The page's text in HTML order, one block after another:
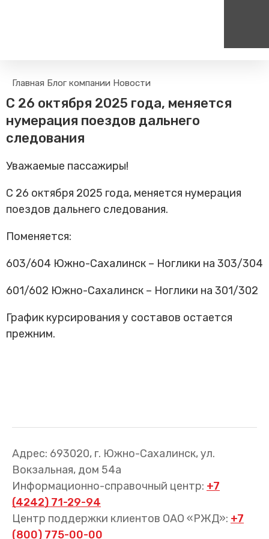
Пассажирам
Поиск по расписанию
Камеры хранения
Маломобильным
пассажирам
на сайт
Организованные туры
Единый номер вызова экстренных служб
112
Главная Блог компании Новости
С 26 октября 2025 года, меняется
нумерация поездов дальнего
следования
Уважаемые пассажиры!
С 26 октября 2025 года, меняется нумерация
поездов дальнего следования.
Поменяется:
603/604 Южно-Сахалинск – Ноглики на 303/304
601/602 Южно-Сахалинск – Ноглики на 301/302
График курсирования у составов остается
прежним.
Адрес: 693020, г. Южно-Сахалинск, ул.
Вокзальная, дом 54а
Информационно-справочный центр: +7
(4242) 71-29-94
Центр поддержки клиентов ОАО «РЖД»: +7
(800) 775-00-00